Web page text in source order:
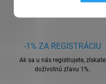
-1% ZA REGISTRÁCIU
Ak sa u nás registrujete, získate
doživotnú zľavu 1%.